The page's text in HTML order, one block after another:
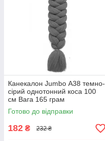
Канекалон Jumbo А38 темно-
сірий однотонний коса 100
см Вага 165 грам
Термостійкий
Готово до відправки
182 ₴ 232 ₴